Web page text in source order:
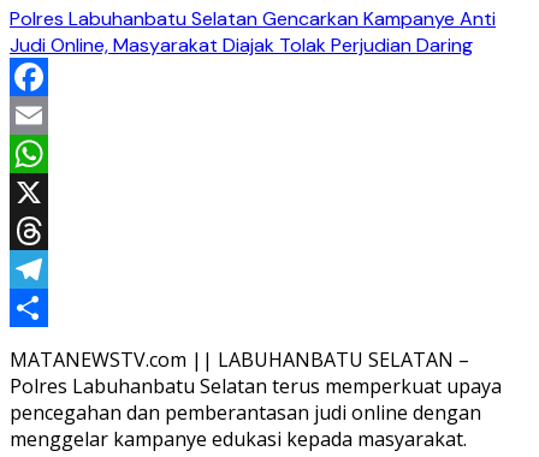
Polres Labuhanbatu Selatan Gencarkan Kampanye Anti
Judi Online, Masyarakat Diajak Tolak Perjudian Daring
Facebook
Email
WhatsApp
X
Threads
Telegram
Share
MATANEWSTV.com || LABUHANBATU SELATAN –
Polres Labuhanbatu Selatan terus memperkuat upaya
pencegahan dan pemberantasan judi online dengan
menggelar kampanye edukasi kepada masyarakat.